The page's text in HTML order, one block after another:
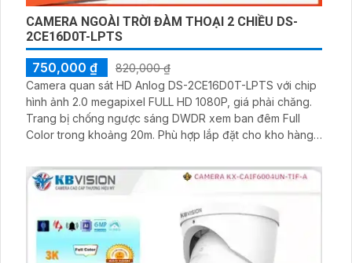
CAMERA NGOÀI TRỜI ĐÀM THOẠI 2 CHIỀU DS-
2CE16D0T-LPTS
750,000 ₫
820,000 ₫
Camera quan sát HD Anlog DS-2CE16D0T-LPTS với chip
hình ảnh 2.0 megapixel FULL HD 1080P, giá phải chăng.
Trang bị chống ngược sáng DWDR xem ban đêm Full
Color trong khoảng 20m. Phù hợp lắp đặt cho kho hàng,